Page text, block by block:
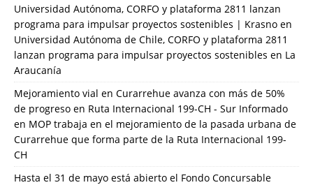
Universidad Autónoma, CORFO y plataforma 2811 lanzan
programa para impulsar proyectos sostenibles | Krasno en
Universidad Autónoma de Chile, CORFO y plataforma 2811
lanzan programa para impulsar proyectos sostenibles en La
Araucanía
Mejoramiento vial en Curarrehue avanza con más de 50%
de progreso en Ruta Internacional 199-CH - Sur Informado
en MOP trabaja en el mejoramiento de la pasada urbana de
Curarrehue que forma parte de la Ruta Internacional 199-
CH
Hasta el 31 de mayo está abierto el Fondo Concursable